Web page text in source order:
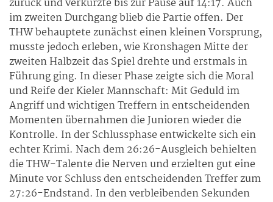
im zweiten Durchgang blieb die Partie offen. Der
THW behauptete zunächst einen kleinen Vorsprung,
musste jedoch erleben, wie Kronshagen Mitte der
zweiten Halbzeit das Spiel drehte und erstmals in
Führung ging. In dieser Phase zeigte sich die Moral
und Reife der Kieler Mannschaft: Mit Geduld im
Angriff und wichtigen Treffern in entscheidenden
Momenten übernahmen die Junioren wieder die
Kontrolle. In der Schlussphase entwickelte sich ein
echter Krimi. Nach dem 26:26-Ausgleich behielten
die THW-Talente die Nerven und erzielten gut eine
Minute vor Schluss den entscheidenden Treffer zum
27:26-Endstand. In den verbleibenden Sekunden